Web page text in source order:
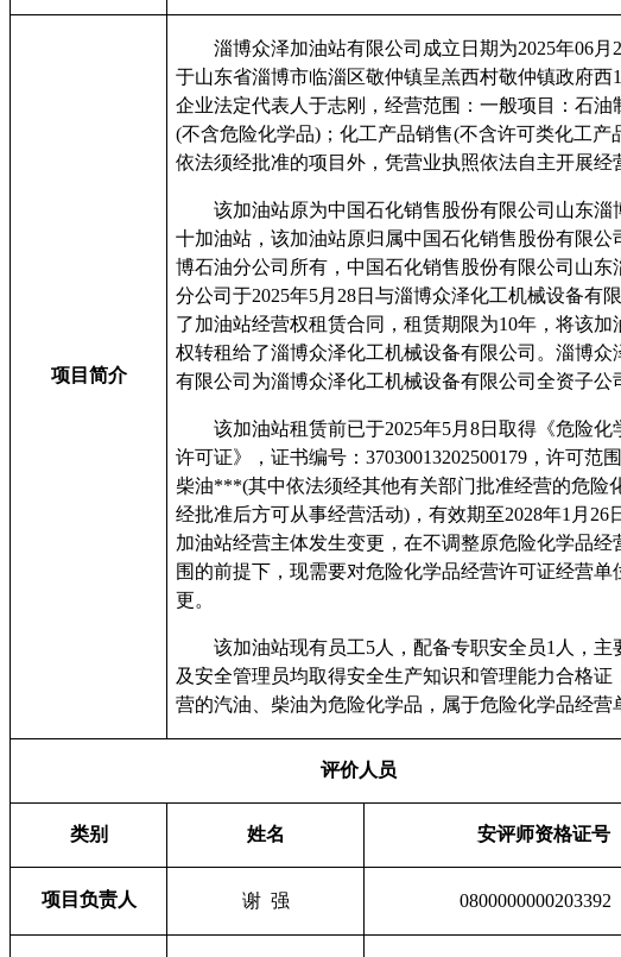
项目简介
淄博众泽加油站有限公司成立日期为2025年06月
于山东省淄博市临淄区敬仲镇呈羔西村敬仲镇政府西
企业法定代表人于志刚，经营范围：一般项目：石油
(不含危险化学品)；化工产品销售(不含许可类化工产
依法须经批准的项目外，凭营业执照依法自主开展经
该加油站原为中国石化销售股份有限公司山东淄
十加油站，该加油站原归属中国石化销售股份有限公
博石油分公司所有，中国石化销售股份有限公司山东
分公司于2025年5月28日与淄博众泽化工机械设备有
了加油站经营权租赁合同，租赁期限为10年，将该加
权转租给了淄博众泽化工机械设备有限公司。淄博众
有限公司为淄博众泽化工机械设备有限公司全资子公
该加油站租赁前已于2025年5月8日取得《危险化
许可证》，证书编号：37030013202500179，许可范围
柴油***(其中依法须经其他有关部门批准经营的危险
经批准后方可从事经营活动)，有效期至2028年1月26
加油站经营主体发生变更，在不调整原危险化学品经
围的前提下，现需要对危险化学品经营许可证经营单
更。
该加油站现有员工5人，配备专职安全员1人，主
及安全管理员均取得安全生产知识和管理能力合格证
营的汽油、柴油为危险化学品，属于危险化学品经营
评价人员
类别 姓名 安评师资格证号
项目负责人 谢 强 0800000000203392